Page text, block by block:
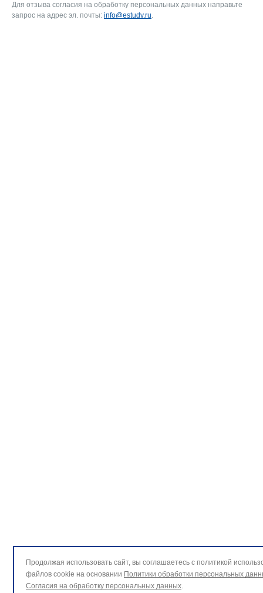
Для отзыва согласия на обработку персональных данных направьте
запрос на адрес эл. почты: info@estudy.ru.
Продолжая использовать сайт, вы соглашаетесь с политикой
файлов cookie на основании Политики обработки персональных
Согласия на обработку персональных данных.